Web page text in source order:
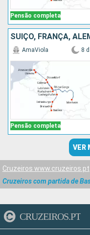
Pensão completa
Pensão completa
AmaViola 8 d
VER
Cruzeiros www.cruzeiros.pt
Cruzeiros com partida de
CRUZEIROS.PT